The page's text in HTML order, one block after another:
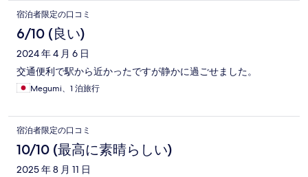
宿泊者限定の口コミ
6/10 (良い)
2024 年 4 月 6 日
交通便利で駅から近かったですが静かに過ごせました。
Megumi、1 泊旅行
宿泊者限定の口コミ
10/10 (最高に素晴らしい)
2025 年 8 月 11 日